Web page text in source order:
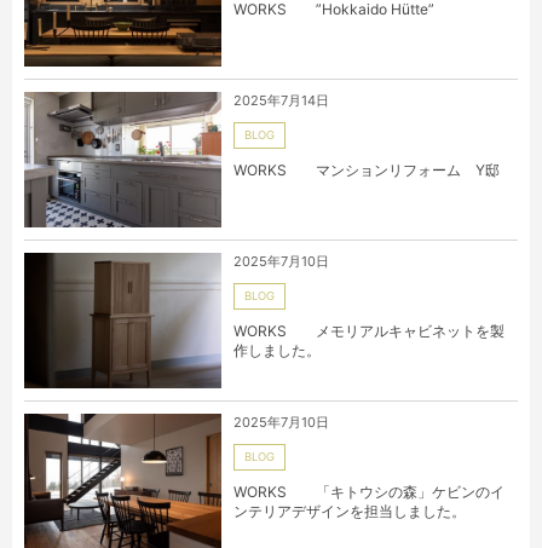
WORKS ”Hokkaido Hütte”
2025年7月14日
BLOG
WORKS マンションリフォーム Y邸
2025年7月10日
BLOG
WORKS メモリアルキャビネットを製
作しました。
2025年7月10日
BLOG
WORKS 「キトウシの森」ケビンのイ
ンテリアデザインを担当しました。